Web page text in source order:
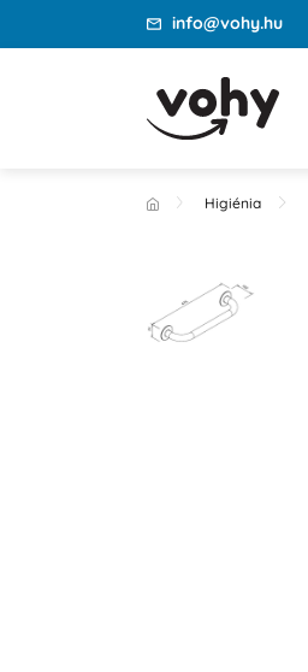
info@vohy.hu
Higiénia